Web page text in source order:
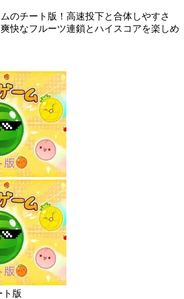
のチート版！高速投下と合体しやすさ
快なフルーツ連鎖とハイスコアを楽しめ
ト版